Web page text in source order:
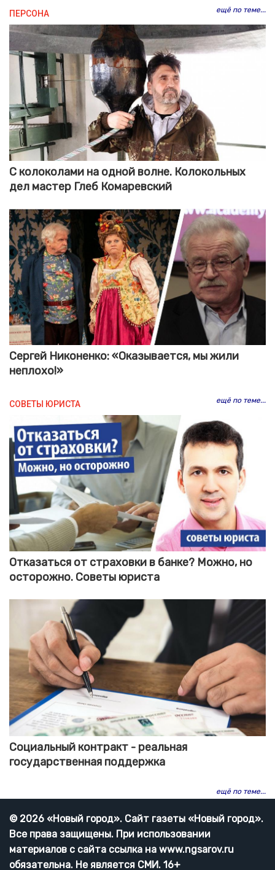
ещё по теме...
ПЕРСОНА
С колоколами на одной волне. Колокольных
дел мастер Глеб Комаревский
Сергей Никоненко: «Оказывается, мы жили
неплохо!»
ещё по теме...
СОВЕТЫ ЮРИСТА
Отказаться от страховки в банке? Можно, но
осторожно. Советы юриста
Социальный контракт - реальная
государственная поддержка
ещё по теме...
© 2026 «Новый город». Cайт газеты «Новый город».
Все права защищены. При использовании
материалов с сайта ссылка на www.ngsarov.ru
обязательна. Не является СМИ. 16+